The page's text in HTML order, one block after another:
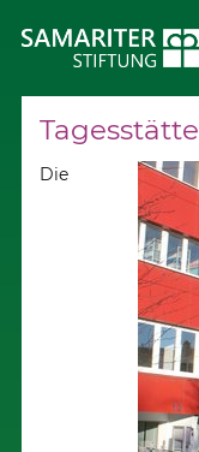
Tagesstätte
Die